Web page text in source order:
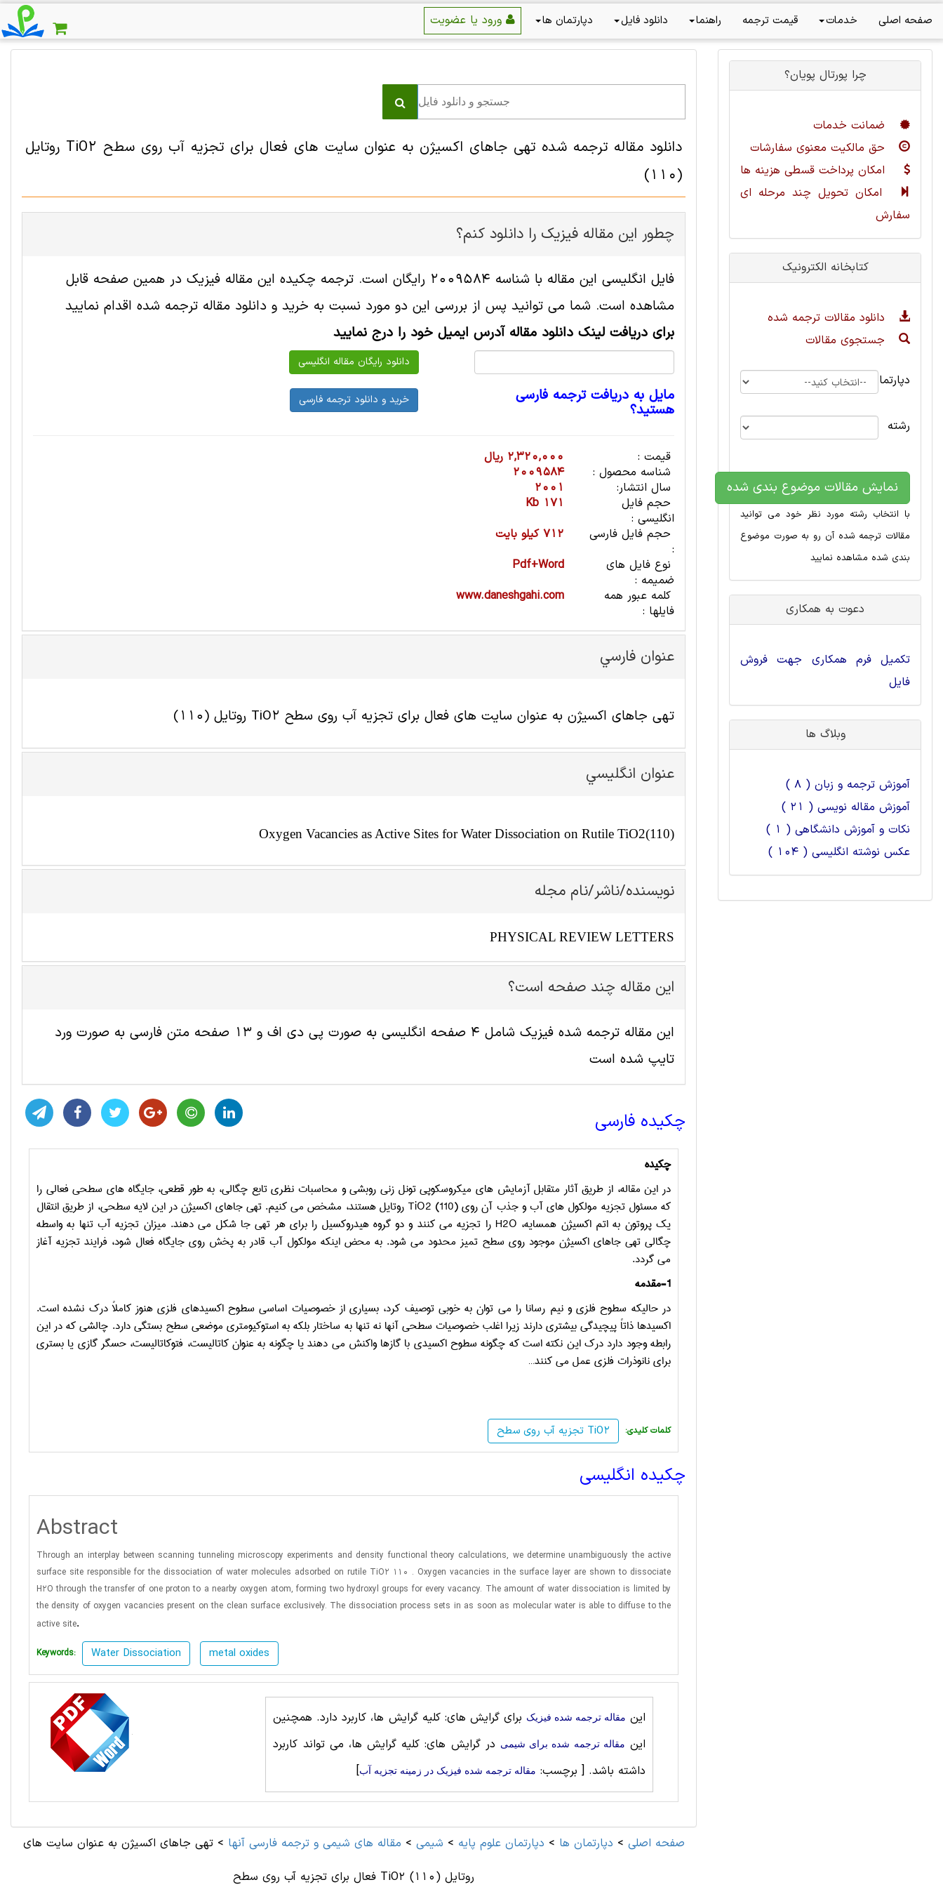
صفحه اصلی خدمات قیمت ترجمه راهنما دانلود فایل دپارتمان ها
دانلود مقاله ترجمه شده تهی جاهای اکسیژن به عنوان سایت های فعال برای تجزیه آب روی سطح TiO2 روتایل
(110)
چطور این مقاله فیزیک را دانلود کنم؟
فایل انگلیسی این مقاله با شناسه 2009584 رایگان است. ترجمه چکیده این مقاله فیزیک در همین صفحه قابل
مشاهده است. شما می توانید پس از بررسی این دو مورد نسبت به خرید و دانلود مقاله ترجمه شده اقدام نمایید
برای دریافت لینک دانلود مقاله آدرس ایمیل خود را درج نمایید
مایل به دریافت ترجمه فارسی
هستید؟
قیمت :
2,320,000 ریال
شناسه محصول :
2009584
سال انتشار:
2001
حجم فایل
انگلیسی :
171 Kb
حجم فایل فارسی
:
712 کیلو بایت
نوع فایل های
ضمیمه :
Pdf+Word
کلمه عبور همه
فایلها :
www.daneshgahi.com
عنوان فارسي
تهی جاهای اکسیژن به عنوان سایت های فعال برای تجزیه آب روی سطح TiO2 روتایل (110)
عنوان انگليسي
Oxygen Vacancies as Active Sites for Water Dissociation on Rutile TiO2(110)
نویسنده/ناشر/نام مجله
PHYSICAL REVIEW LETTERS
این مقاله چند صفحه است؟
این مقاله ترجمه شده فیزیک شامل 4 صفحه انگلیسی به صورت پی دی اف و 13 صفحه متن فارسی به صورت ورد
تایپ شده است
چکیده فارسی
چکیده
در این مقاله، از طریق آثار متقابل آزمایش ­های میکروسکوپی تونل ­زنی روبشی و محاسبات نظری تابع چگالی، به طور قطعی، جایگاه­ های سطحی فعالی را
که مسئول تجزیه مولکول­ های آب و جذب آن رویTiO2 (110) روتایل هستند، مشخص می­ کنیم. تهی ­جاهای اکسیژن در این لایه سطحی، از طریق انتقال
یک پروتون به اتم اکسیژن همسایه، H2O را تجزیه می­ کنند و دو گروه هیدروکسیل را برای هر تهی­ جا شکل می ­دهند. میزان تجزیه آب تنها به واسطه
چگالی تهی ­جاهای اکسیژن موجود روی سطح تمیز محدود می­ شود. به محض اینکه مولکول آب قادر به پخش روی جایگاه فعال شود، فرایند تجزیه آغاز
می­ گردد.
1-مقدمه
در حالیکه سطوح فلزی و نیم ­رسانا را می­ توان به خوبی توصیف کرد، بسیاری از خصوصیات اساسی سطوح اکسیدهای فلزی هنوز کاملاً درک نشده است.
اکسیدها ذاتاً پیچیدگی بیشتری دارند زیرا اغلب خصوصیات سطحی آنها نه تنها به ساختار بلکه به استوکیومتری موضعی سطح بستگی دارد. چالشی که در این
رابطه وجود دارد درک این نکته است که چگونه سطوح اکسیدی با گازها واکنش می­ دهند یا چگونه به عنوان کاتالیست، فتوکاتالیست، حسگر گازی یا بستری
برای نانوذرات فلزی عمل می­ کنند…
تجزیه آب روی سطح TiO2 :کلمات کلیدی
چکیده انگلیسی
Abstract
Through an interplay between scanning tunneling microscopy experiments and density functional theory calculations, we determine unambiguously the active
surface site responsible for the dissociation of water molecules adsorbed on rutile TiO2 110 . Oxygen vacancies in the surface layer are shown to dissociate
H2O through the transfer of one proton to a nearby oxygen atom, forming two hydroxyl groups for every vacancy. The amount of water dissociation is limited by
the density of oxygen vacancies present on the clean surface exclusively. The dissociation process sets in as soon as molecular water is able to diffuse to the
active site.
Keywords: Water Dissociation metal oxides
این مقاله ترجمه شده فیزیک برای گرایش های: کلیه گرایش ها، کاربرد دارد. همچنین
این مقاله ترجمه شده برای شيمی در گرایش های: کلیه گرایش ها، می تواند کاربرد
داشته باشد. [ برچسب: مقاله ترجمه شده فیزیک در زمینه تجزیه آب]
صفحه اصلی > دپارتمان ها > دپارتمان علوم پايه > شيمی > مقاله های شيمی و ترجمه فارسی آنها >تهی جاهای اکسیژن به عنوان سایت های
فعال برای تجزیه آب روی سطح TiO2 روتایل (110)
چرا پورتال پویان؟
ضمانت خدمات
حق مالکیت معنوی سفارشات
امکان پرداخت قسطی هزینه ها
امکان تحویل چند مرحله ای
سفارش
کتابخانه الکترونیک
دانلود مقالات ترجمه شده
جستجوی مقالات
دپارتمان
رشته
نمایش مقالات موضوع بندی شده
با انتخاب رشته مورد نظر خود می توانید
مقالات ترجمه شده آن رو به صورت موضوع
بندی شده مشاهده نمایید
دعوت به همکاری
تکمیل فرم همکاری جهت فروش
فایل
وبلاگ ها
آموزش ترجمه و زبان ( 8 )
آموزش مقاله نویسی ( 21 )
نکات و آموزش دانشگاهی ( 1 )
عکس نوشته انگلیسی ( 104 )